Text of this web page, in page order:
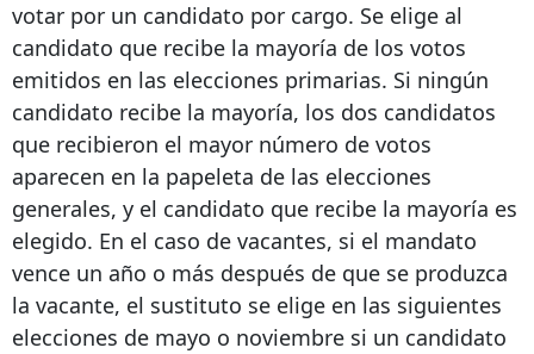
votar por un candidato por cargo. Se elige al
candidato que recibe la mayoría de los votos
emitidos en las elecciones primarias. Si ningún
candidato recibe la mayoría, los dos candidatos
que recibieron el mayor número de votos
aparecen en la papeleta de las elecciones
generales, y el candidato que recibe la mayoría es
elegido. En el caso de vacantes, si el mandato
vence un año o más después de que se produzca
la vacante, el sustituto se elige en las siguientes
elecciones de mayo o noviembre si un candidato